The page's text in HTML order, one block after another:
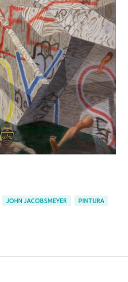
JOHN JACOBSMEYER PINTURA